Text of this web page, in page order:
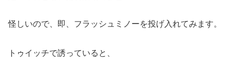
怪しいので、即、フラッシュミノーを投げ入れてみます。
トゥイッチで誘っていると、